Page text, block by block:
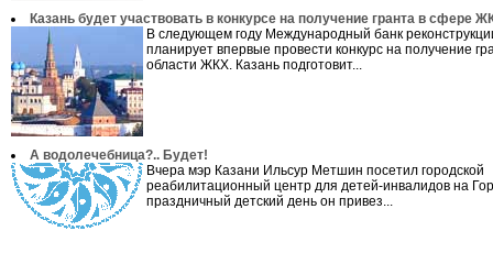
Казань будет участвовать в конкурсе на получение гранта в сфере
В следующем году Международный банк
планирует впервые провести конкурс на получение
области ЖКХ. Казань подготовит...
А водолечебница?.. Будет!
Вчера мэр Казани Ильсур Метшин посетил городской
реабилитационный центр для детей-инвалидов на
праздничный детский день он привез...